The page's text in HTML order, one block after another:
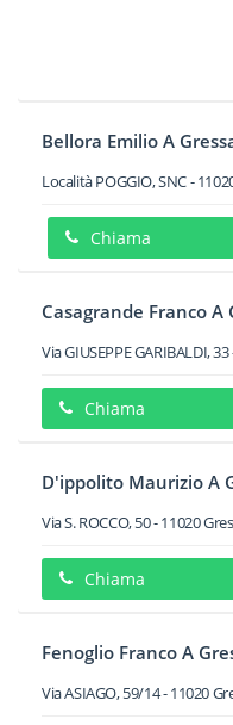
Bellora Emilio A
Località POGGIO, SNC-
Chiama
Casagrande Franco A
Via GIUSEPPE GARIBALDI, 33
Chiama
D'ippolito Maurizio A
Via S. ROCCO, 50-11020
Chiama
Fenoglio Franco A
Via ASIAGO, 59/14-11020